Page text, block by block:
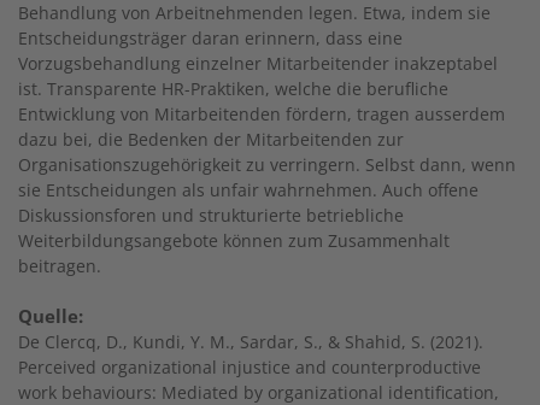
Behandlung von Arbeitnehmenden legen. Etwa, indem sie
Entscheidungsträger daran erinnern, dass eine
Vorzugsbehandlung einzelner Mitarbeitender inakzeptabel
ist. Transparente HR-Praktiken, welche die berufliche
Entwicklung von Mitarbeitenden fördern, tragen ausserdem
dazu bei, die Bedenken der Mitarbeitenden zur
Organisationszugehörigkeit zu verringern. Selbst dann, wenn
sie Entscheidungen als unfair wahrnehmen. Auch offene
Diskussionsforen und strukturierte betriebliche
Weiterbildungsangebote können zum Zusammenhalt
beitragen.
Quelle:
De Clercq, D., Kundi, Y. M., Sardar, S., & Shahid, S. (2021).
Perceived organizational injustice and counterproductive
work behaviours: Mediated by organizational identification,